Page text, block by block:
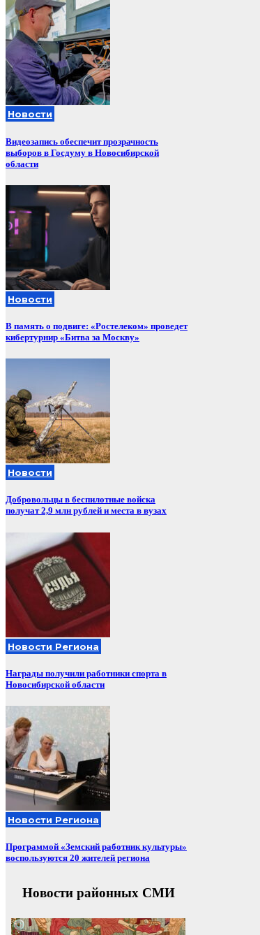
Новости
Видеозапись обеспечит прозрачность
выборов в Госдуму в Новосибирской
области
Новости
В память о подвиге: «Ростелеком» проведет
кибертурнир «Битва за Москву»
Новости
Добровольцы в беспилотные войска
получат 2,9 млн рублей и места в вузах
Новости Региона
Награды получили работники спорта в
Новосибирской области
Новости Региона
Программой «Земский работник культуры»
воспользуются 20 жителей региона